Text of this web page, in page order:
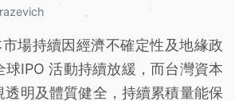
場持續因經濟不確定性及地緣政
球IPO 活動持續放緩，而台灣資本
透明及體質健全，持續累積量能保